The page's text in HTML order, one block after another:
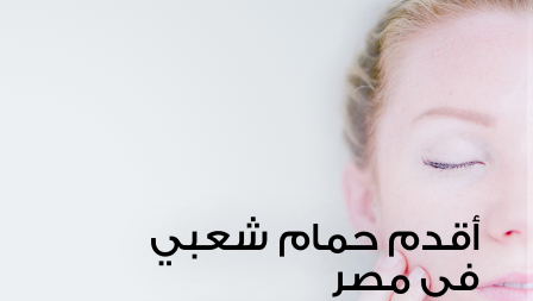
أقدم حمام شعبي
في مصر